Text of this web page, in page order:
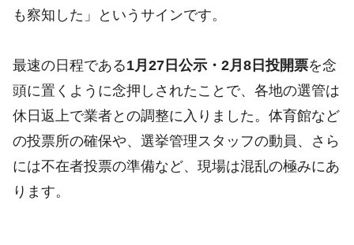
も察知した」というサインです。
最速の日程である1月27日公示・2月8日投開票を念
頭に置くように念押しされたことで、各地の選管は
休日返上で業者との調整に入りました。体育館など
の投票所の確保や、選挙管理スタッフの動員、さら
には不在者投票の準備など、現場は混乱の極みにあ
ります。